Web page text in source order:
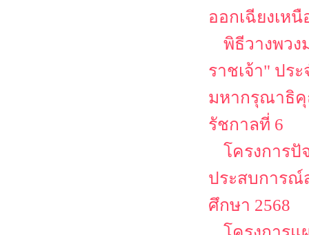
ออกเฉียงเห
พิธีวางพวง
ราชเจ้า" ปร
มหากรุณาธิคุ
รัชกาลที่ 6
โครงการปั
ประสบการณ์
ศึกษา 2568